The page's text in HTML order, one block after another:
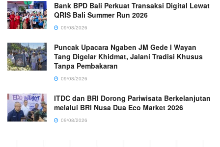
Bank BPD Bali Perkuat Transaksi Digital Lewat
QRIS Bali Summer Run 2026
09/08/2026
Puncak Upacara Ngaben JM Gede I Wayan
Tang Digelar Khidmat, Jalani Tradisi Khusus
Tanpa Pembakaran
09/08/2026
ITDC dan BRI Dorong Pariwisata Berkelanjutan
melalui BRI Nusa Dua Eco Market 2026
09/08/2026